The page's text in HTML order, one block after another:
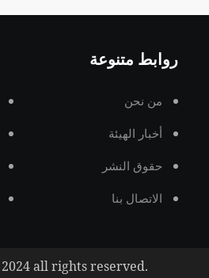
روابط متنوعة
من نحن
أخبار الهيئة
حقوق النشر
الاتصال بنا
all rights reserved.